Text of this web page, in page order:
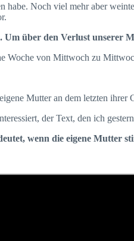
habe. Noch viel mehr aber
über den Verlust unserer
Woche von Mittwoch zu
Mutter an dem letzten ihrer
der Text, den ich
wenn die eigene Mutter